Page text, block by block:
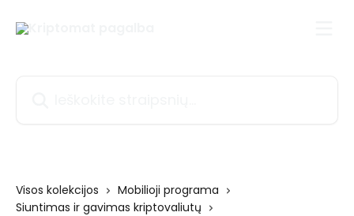
Visos kolekcijos
Mobilioji programa
Siuntimas ir gavimas kriptovaliutų